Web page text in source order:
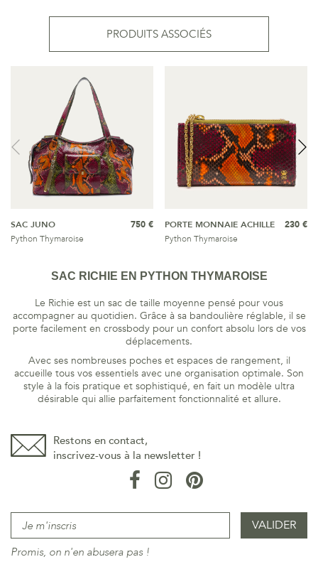
PRODUITS ASSOCIÉS
SAC JUNO
Python Thymaroise
750 €
PORTE MONNAIE ACHILLE
Python Thymaroise
230 €
SAC RICHIE EN PYTHON THYMAROISE
Le Richie est un sac de taille moyenne pensé pour vous
accompagner au quotidien. Grâce à sa bandoulière réglable, il se
porte facilement en crossbody pour un confort absolu lors de vos
déplacements.
Avec ses nombreuses poches et espaces de rangement, il
accueille tous vos essentiels avec une organisation optimale. Son
style à la fois pratique et sophistiqué, en fait un modèle ultra
désirable qui allie parfaitement fonctionnalité et allure.
Restons en contact,
inscrivez-vous à la newsletter !
Promis, on n'en abusera pas !